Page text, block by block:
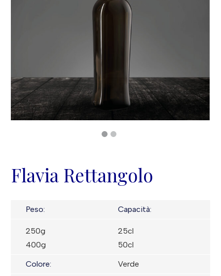
Flavia Rettangolo
Peso: Capacità:
250g
400g
25cl
50cl
Colore: Verde